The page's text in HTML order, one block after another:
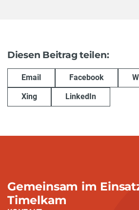
Diesen Beitrag teilen:
Email Facebook
Xing LinkedIn
Gemeinsam im
Timelkam